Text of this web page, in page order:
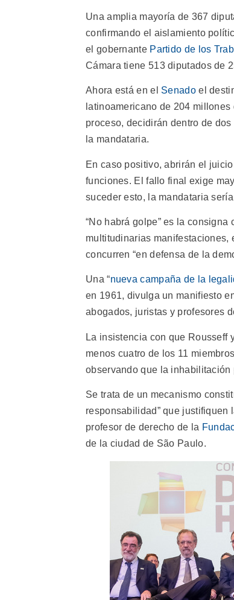
Una amplia mayoría de 367
confirmando el aislamiento
el gobernante Partido de los
Cámara tiene 513 diputados de
Ahora está en el Senadoel
latinoamericano de 204
proceso, decidirán dentro de
la mandataria.
En caso positivo, abrirán el
funciones. El fallo final exige
suceder esto, la mandataria
“No habrá golpe” es la
multitudinarias manifestaciones,
concurren “en defensa de la
Una “nueva campaña de la
en 1961, divulga un manifiesto
abogados, juristas y profesores
La insistencia con que Rousseff
menos cuatro de los 11
observando que la
Se trata de un mecanismo
responsabilidad” que
profesor de derecho de la
de la ciudad de São Paulo.